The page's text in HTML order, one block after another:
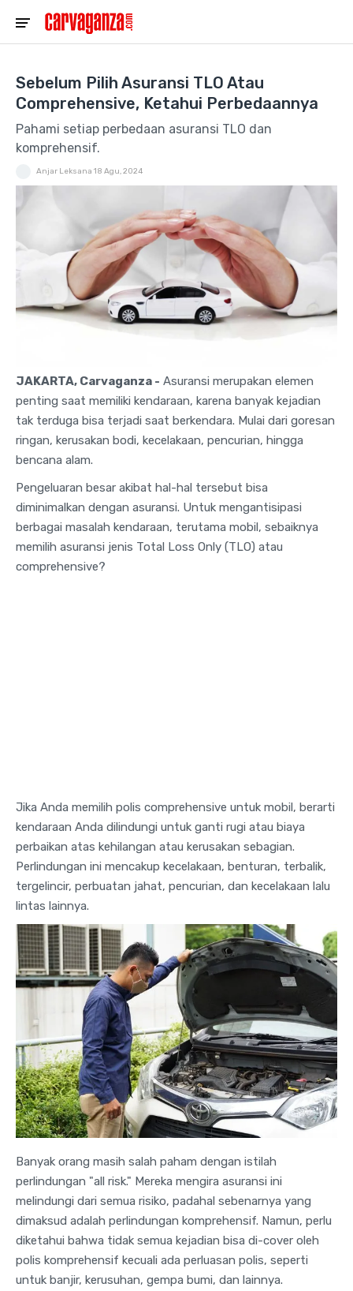
Sebelum Pilih Asuransi TLO Atau
Comprehensive, Ketahui Perbedaannya
Pahami setiap perbedaan asuransi TLO dan
komprehensif.
Anjar Leksana 18 Agu, 2024
JAKARTA, Carvaganza - Asuransi merupakan elemen
penting saat memiliki kendaraan, karena banyak kejadian
tak terduga bisa terjadi saat berkendara. Mulai dari goresan
ringan, kerusakan bodi, kecelakaan, pencurian, hingga
bencana alam.
Pengeluaran besar akibat hal-hal tersebut bisa
diminimalkan dengan asuransi. Untuk mengantisipasi
berbagai masalah kendaraan, terutama mobil, sebaiknya
memilih asuransi jenis Total Loss Only (TLO) atau
comprehensive?
Jika Anda memilih polis comprehensive untuk mobil, berarti
kendaraan Anda dilindungi untuk ganti rugi atau biaya
perbaikan atas kehilangan atau kerusakan sebagian.
Perlindungan ini mencakup kecelakaan, benturan, terbalik,
tergelincir, perbuatan jahat, pencurian, dan kecelakaan lalu
lintas lainnya.
Banyak orang masih salah paham dengan istilah
perlindungan "all risk." Mereka mengira asuransi ini
melindungi dari semua risiko, padahal sebenarnya yang
dimaksud adalah perlindungan komprehensif. Namun, perlu
diketahui bahwa tidak semua kejadian bisa di-cover oleh
polis komprehensif kecuali ada perluasan polis, seperti
untuk banjir, kerusuhan, gempa bumi, dan lainnya.